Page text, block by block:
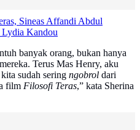
Sineas Affandi Abdul
Lydia Kandou
banyak orang, bukan hanya
Terus Mas Henry, aku
sudah sering ngobrol dari
film Filosofi Teras,” kata Sherina